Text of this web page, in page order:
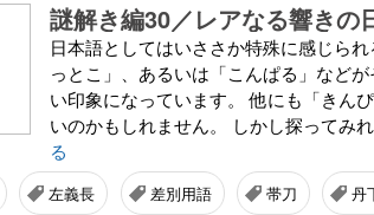
謎解き編30／レアなる響きの
日本語としてはいささか特殊に感じら
っとこ」、あるいは「こんぱる」など
い印象になっています。 他にも「きん
いのかもしれません。 しかし探ってみ
る
左義長 差別用語 帯刀 丹